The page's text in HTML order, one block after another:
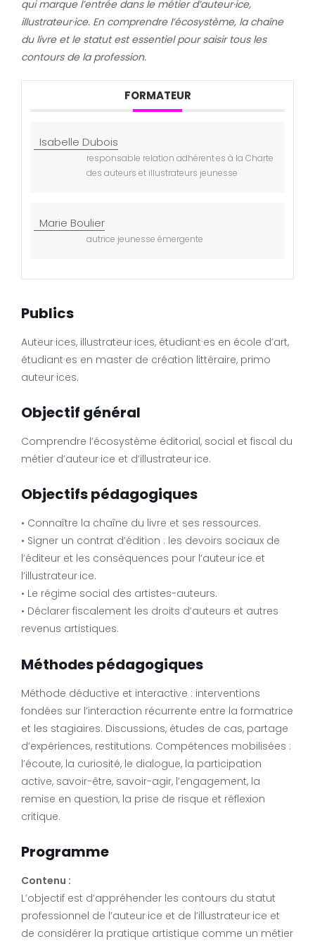
qui marque l’entrée dans le métier d’auteur·ice,
illustrateur·ice. En comprendre l’écosystème, la chaîne
du livre et le statut est essentiel pour saisir tous les
contours de la profession.
FORMATEUR
Isabelle Dubois
responsable relation adhérent·es à la Charte
des auteurs et illustrateurs jeunesse
Marie Boulier
autrice jeunesse émergente
Publics
Auteur·ices, illustrateur·ices, étudiant·es en école d’art,
étudiant·es en master de création littéraire, primo
auteur·ices.
Objectif général
Comprendre l’écosystème éditorial, social et fiscal du
métier d’auteur·ice et d’illustrateur·ice.
Objectifs pédagogiques
• Connaître la chaîne du livre et ses ressources.
• Signer un contrat d’édition : les devoirs sociaux de
l’éditeur et les conséquences pour l’auteur·ice et
l’illustrateur·ice.
• Le régime social des artistes-auteurs.
• Déclarer fiscalement les droits d’auteurs et autres
revenus artistiques.
Méthodes pédagogiques
Méthode déductive et interactive : interventions
fondées sur l’interaction récurrente entre la formatrice
et les stagiaires. Discussions, études de cas, partage
d’expériences, restitutions. Compétences mobilisées :
l’écoute, la curiosité, le dialogue, la participation
active, savoir-être, savoir-agir, l’engagement, la
remise en question, la prise de risque et réflexion
critique.
Programme
Contenu :
L’objectif est d’appréhender les contours du statut
professionnel de l’auteur·ice et de l’illustrateur·ice et
de considérer la pratique artistique comme un métier